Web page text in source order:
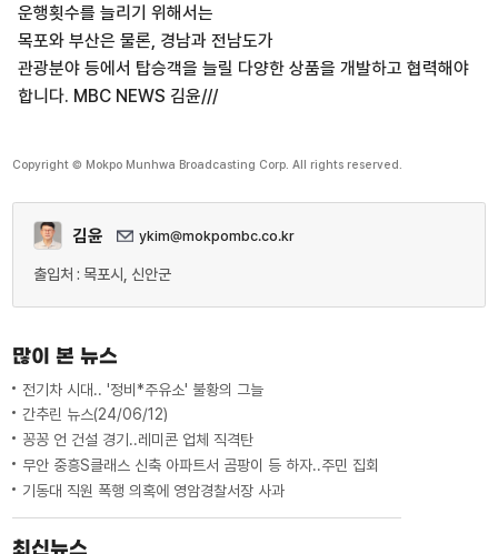
운행횟수를 늘리기 위해서는
목포와 부산은 물론, 경남과 전남도가
관광분야 등에서 탑승객을 늘릴 다양한 상품을 개발하고 협력해야
합니다. MBC NEWS 김윤///
Copyright © Mokpo Munhwa Broadcasting Corp. All rights reserved.
김윤 ykim@mokpombc.co.kr
출입처 : 목포시, 신안군
많이 본 뉴스
전기차 시대.. '정비*주유소' 불황의 그늘
간추린 뉴스(24/06/12)
꽁꽁 언 건설 경기..레미콘 업체 직격탄
무안 중흥S클래스 신축 아파트서 곰팡이 등 하자..주민 집회
기동대 직원 폭행 의혹에 영암경찰서장 사과
최신뉴스